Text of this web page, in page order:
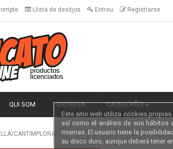
Este sitio web utiliza cookies
así como el análisis de sus hábitos
mismas. El usuario tiene la
su disco duro, aunque deberá tener
Llista de desitjos Entreu Registrarse
QUI SOM ENTREGA CATEGORÍES
CANTIMPLORA.